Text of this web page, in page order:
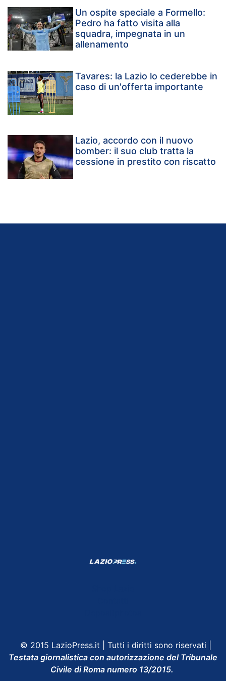
Un ospite speciale a Formello:
Pedro ha fatto visita alla
squadra, impegnata in un
allenamento
Tavares: la Lazio lo cederebbe in
caso di un'offerta importante
Lazio, accordo con il nuovo
bomber: il suo club tratta la
cessione in prestito con riscatto
© 2015 LazioPress.it | Tutti i diritti sono riservati |
Testata giornalistica con autorizzazione del Tribunale
Civile di Roma numero 13/2015.